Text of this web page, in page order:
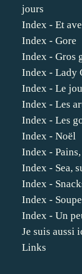
jours
Index - Et
Index - Gore
Index - Gros
Index - Lady
Index - Le
Index - Les
Index - Les
Index - Noël
Index -
Index - Sea,
Index -
Index -
Index - Un
Je suis aussi
Links